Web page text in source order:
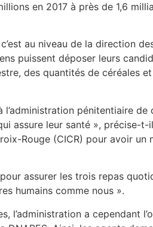
en 2017 à près de 1,6
au niveau de la direction
puissent déposer leurs
des quantités de céréales
pénitentiaire
assure leur santé », précise-
Rouge (CICR) pour avoir
assurer les trois repas
humains comme nous ».
l’administration a cependant